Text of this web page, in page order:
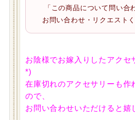
「この商品について問い合
お問い合わせ・リクエスト
お陰様でお嫁入りしたアクセ
*)
在庫切れのアクセサリーも作
ので、
お問い合わせいただけると嬉